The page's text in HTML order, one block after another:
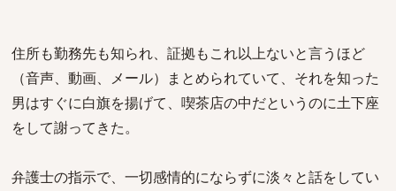
住所も勤務先も知られ、証拠もこれ以上ないと言うほど
（音声、動画、メール）まとめられていて、それを知った
男はすぐに白旗を揚げて、喫茶店の中だというのに土下座
をして謝ってきた。
弁護士の指示で、一切感情的にならずに淡々と話をしてい